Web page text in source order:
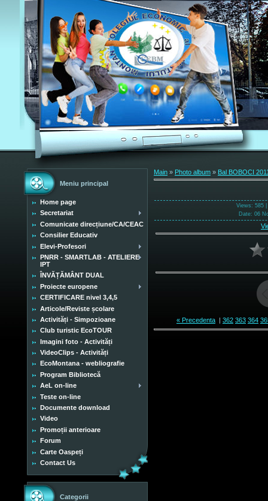
Meniu principal
Home page
Secretariat
Comunicate direcțiune/CA/CEAC
Consilier Educativ
Elevi-Profesori
PNRR - SMARTLAB - ATELIERE
IPT
ÎNVĂȚĂMÂNT DUAL
Proiecte europene
CERTIFICARE nivel 3,4,5
Articole/Reviste școlare
Activități - Simpozioane
Club turistic EcoTOUR
Imagini foto - Activități
VideoClips - Activități
EcoMontana - webliografie
Program Bibliotecă
AeL on-line
Teste on-line
Documente download
Video
Promoții anterioare
Forum
Carte Oaspeți
Contact Us
Categorii
Main » Photo album » Bal BOBOCI
Views: 585 |
Date: 06
« Precedenta | 362 363 364